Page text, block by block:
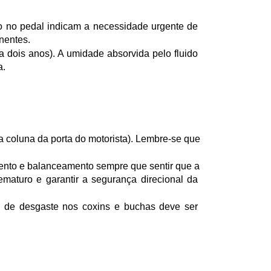
no pedal indicam a necessidade urgente de
dois anos). A umidade absorvida pelo fluido
da porta do motorista). Lembre-se que
e balanceamento sempre que sentir que a
e garantir a segurança direcional da
de desgaste nos coxins e buchas deve ser